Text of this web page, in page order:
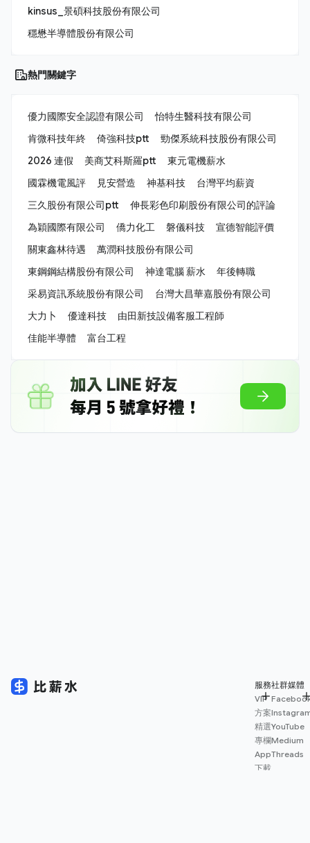
kinsus_景碩科技股份有限公司
穩懋半導體股份有限公司
熱門關鍵字
優力國際安全認證有限公司
怡特生醫科技有限公司
肯微科技年終
倚強科技ptt
勁傑系統科技股份有限公司
2026 連假
美商艾科斯羅ptt
東元電機薪水
國霖機電風評
見安營造 神基科技
台灣平均薪資
三久股份有限公司ptt
伸長彩色印刷股份有限公司的評論
為穎國際有限公司
僑力化工 磐儀科技
宣德智能評價
關東鑫林待遇
萬潤科技股份有限公司
東鋼鋼結構股份有限公司
神達電腦 薪水
年後轉職
采易資訊系統股份有限公司
台灣大昌華嘉股份有限公司
大力卜
優達科技
由田新技設備客服工程師
佳能半導體
富台工程
服務
VIP
方案
精選
專欄
App
下載
社群媒體
YouTube
Medium
Threads